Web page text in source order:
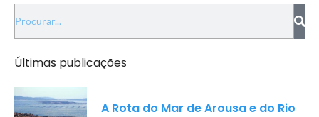
Últimas publicações
A Rota do Mar de Arousa e do Rio